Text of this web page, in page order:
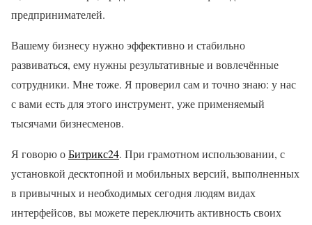
предпринимателей.
Вашему бизнесу нужно эффективно и стабильно
развиваться, ему нужны результативные и вовлечённые
сотрудники. Мне тоже. Я проверил сам и точно знаю: у нас
с вами есть для этого инструмент, уже применяемый
тысячами бизнесменов.
Я говорю оБитрикс24. При грамотном использовании, с
установкой десктопной и мобильных версий, выполненных
в привычных и необходимых сегодня людям видах
интерфейсов, вы можете переключить активность своих